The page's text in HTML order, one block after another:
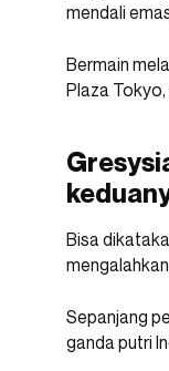
mendali
Bermain
Plaza Tokyo,
Bisa
Sepanjang
ganda putri